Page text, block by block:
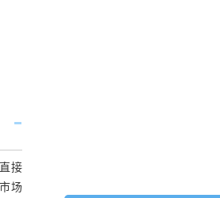
接
场